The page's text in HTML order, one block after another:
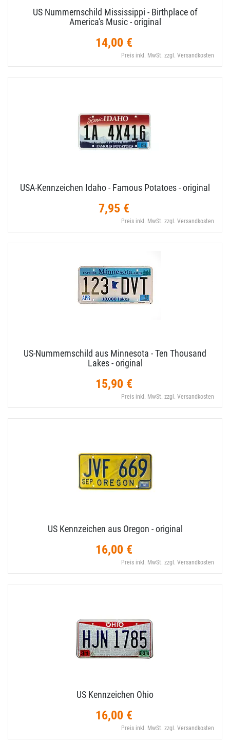
US Nummernschild Mississippi - Birthplace of
America's Music - original
14,00 €
Preis inkl. MwSt. zzgl. Versandkosten
USA-​Kennzeichen Idaho - Famous Potatoes - original
7,95 €
Preis inkl. MwSt. zzgl. Versandkosten
US-​Nummernschild aus Minnesota - Ten Thousand
Lakes - original
15,90 €
Preis inkl. MwSt. zzgl. Versandkosten
US Kennzeichen aus Oregon - original
16,00 €
Preis inkl. MwSt. zzgl. Versandkosten
US Kennzeichen Ohio
16,00 €
Preis inkl. MwSt. zzgl. Versandkosten